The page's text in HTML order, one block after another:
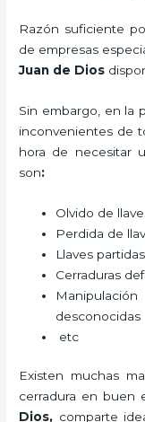
Razón suficiente
de empresas
Juan de Dios
Sin embargo, en la
inconvenientes de
hora de necesitar
son:
Olvido de
Perdida de
Llaves
Cerraduras
desconocidas
etc
Existen muchas
cerradura en buen
Dios, comparte